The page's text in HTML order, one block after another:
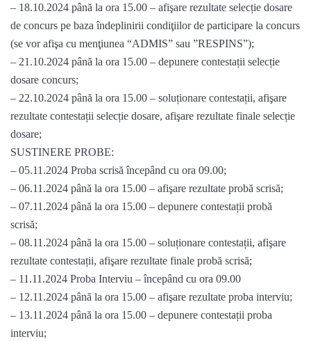
– 18.10.2024 până la ora 15.00 – afişare rezultate selecție dosare
de concurs pe baza îndeplinirii condiţiilor de participare la concurs
(se vor afişa cu menţiunea “ADMIS” sau ”RESPINS”);
– 21.10.2024 până la ora 15.00 – depunere contestații selecție
dosare concurs;
– 22.10.2024 până la ora 15.00 – soluționare contestații, afişare
rezultate contestații selecție dosare, afişare rezultate finale selecție
dosare;
SUSTINERE PROBE:
– 05.11.2024 Proba scrisă începând cu ora 09.00;
– 06.11.2024 până la ora 15.00 – afişare rezultate probă scrisă;
– 07.11.2024 până la ora 15.00 – depunere contestații probă
scrisă;
– 08.11.2024 până la ora 15.00 – soluționare contestații, afişare
rezultate contestații, afişare rezultate finale probă scrisă;
– 11.11.2024 Proba Interviu – începând cu ora 09.00
– 12.11.2024 până la ora 15.00 – afişare rezultate proba interviu;
– 13.11.2024 până la ora 15.00 – depunere contestații proba
interviu;